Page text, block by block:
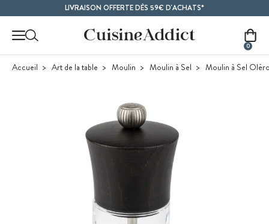
LIVRAISON OFFERTE DÈS 59€ D'ACHATS*
0
Accueil Art de la table Moulin Moulin à Sel Moulin à Sel